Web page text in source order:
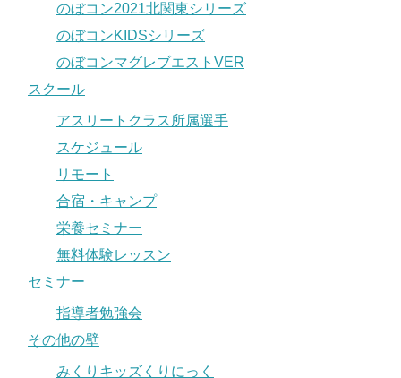
のぼコン2021北関東シリーズ
のぼコンKIDSシリーズ
のぼコンマグレブエストVER
スクール
アスリートクラス所属選手
スケジュール
リモート
合宿・キャンプ
栄養セミナー
無料体験レッスン
セミナー
指導者勉強会
その他の壁
みくりキッズくりにっく